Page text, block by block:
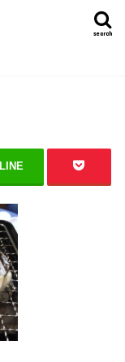
search
LINE